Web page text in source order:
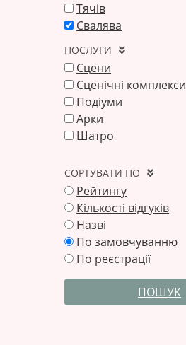
Тячів
Свалява
ПОСЛУГИ
Сцени
Сценічні комплекси
Подіуми
Арки
Шатро
СОРТУВАТИ ПО
Рейтингу
Кількості відгуків
Назві
По замовчуванню
По реєстрації
ПОШУК